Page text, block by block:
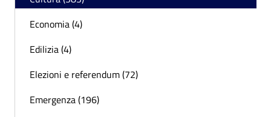
Economia (4)
Edilizia (4)
Elezioni e referendum (72)
Emergenza (196)